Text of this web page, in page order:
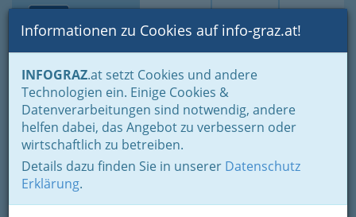
Suche Login Toggle
Informationen zu Cookies auf info-graz.at!
INFOGRAZ.at setzt Cookies und andere
Technologien ein. Einige Cookies &
Datenverarbeitungen sind notwendig, andere
helfen dabei, das Angebot zu verbessern oder
wirtschaftlich zu betreiben.
Details dazu finden Sie in unserer Datenschutz
Erklärung.
Home Branchen
Einkaufen & Schenken - der Handel
Handel in Graz
Dinge des täglichen Lebens
Werbeartikelhandel
Werbeartikelhandel
Werbung ist die Kunst, auf den
Kopf zu zielen und die